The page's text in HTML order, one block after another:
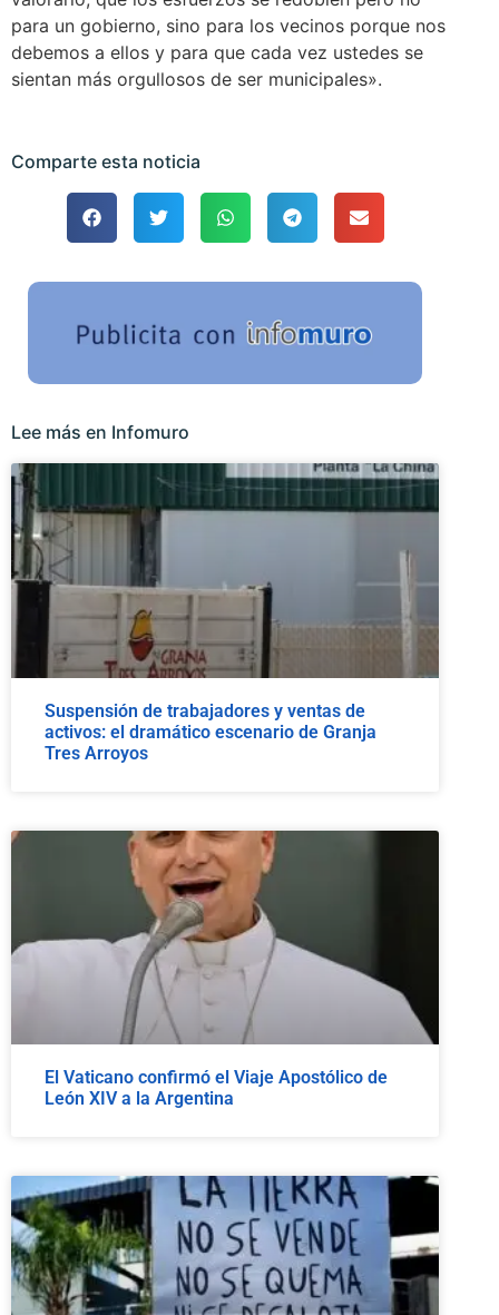
para un gobierno, sino para los vecinos porque nos
debemos a ellos y para que cada vez ustedes se
sientan más orgullosos de ser municipales».
Comparte esta noticia
Lee más en Infomuro
Suspensión de trabajadores y ventas de
activos: el dramático escenario de Granja
Tres Arroyos
El Vaticano confirmó el Viaje Apostólico de
León XIV a la Argentina